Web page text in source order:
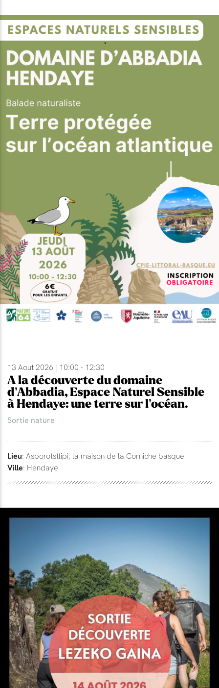
13 Aout 2026 | 10:00 - 12:30
A la découverte du domaine
d'Abbadia, Espace Naturel Sensible
à Hendaye: une terre sur l'océan.
Sortie nature
Lieu: Asporotsttipi, la maison de la Corniche basque
Ville: Hendaye